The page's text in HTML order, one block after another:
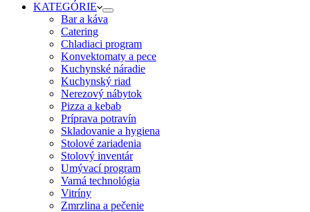
KATEGÓRIE
Bar a káva
Catering
Chladiaci program
Konvektomaty a pece
Kuchynské náradie
Kuchynský riad
Nerezový nábytok
Pizza a kebab
Príprava potravín
Skladovanie a hygiena
Stolové zariadenia
Stolový inventár
Umývací program
Varná technológia
Vitríny
Zmrzlina a pečenie